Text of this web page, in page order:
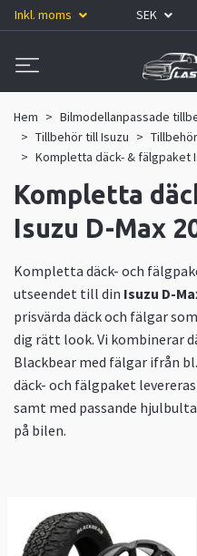
Inkl. moms SEK
Hem
Bilmodellanpassade
Tillbehör till Isuzu
Kompletta däck- & fälgpaket
Kompletta
Isuzu D-Max
Kompletta däck- och
utseendet till din Isuzu D-
prisvärda däck och fälgar
dig rätt look. Vi kombinerar
Blackbear med fälgar ifrån
däck- och fälgpaket
samt med passande
på bilen.